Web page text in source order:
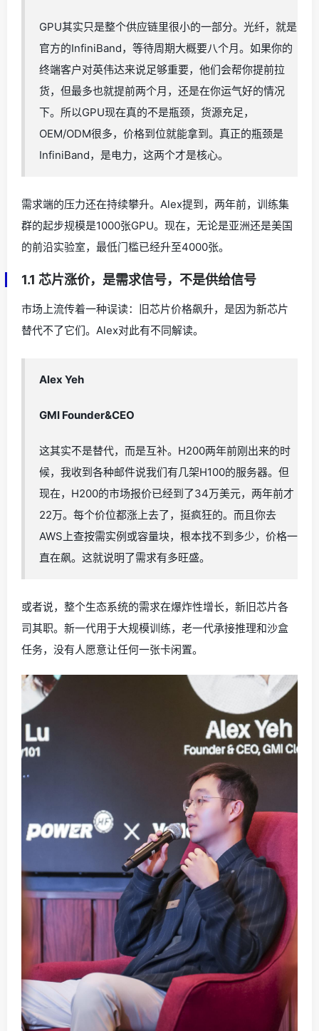
GPU其实只是整个供应链里很小的一部分。光纤，就是
官方的InfiniBand，等待周期大概要八个月。如果你的
终端客户对英伟达来说足够重要，他们会帮你提前拉
货，但最多也就提前两个月，还是在你运气好的情况
下。所以GPU现在真的不是瓶颈，货源充足，
OEM/ODM很多，价格到位就能拿到。真正的瓶颈是
InfiniBand，是电力，这两个才是核心。
需求端的压力还在持续攀升。Alex提到，两年前，训练集
群的起步规模是1000张GPU。现在，无论是亚洲还是美国
的前沿实验室，最低门槛已经升至4000张。
1.1 芯片涨价，是需求信号，不是供给信号
市场上流传着一种误读：旧芯片价格飙升，是因为新芯片
替代不了它们。Alex对此有不同解读。
Alex Yeh
GMI Founder&CEO
这其实不是替代，而是互补。H200两年前刚出来的时
候，我收到各种邮件说我们有几架H100的服务器。但
现在，H200的市场报价已经到了34万美元，两年前才
22万。每个价位都涨上去了，挺疯狂的。而且你去
AWS上查按需实例或容量块，根本找不到多少，价格一
直在飙。这就说明了需求有多旺盛。
或者说，整个生态系统的需求在爆炸性增长，新旧芯片各
司其职。新一代用于大规模训练，老一代承接推理和沙盒
任务，没有人愿意让任何一张卡闲置。